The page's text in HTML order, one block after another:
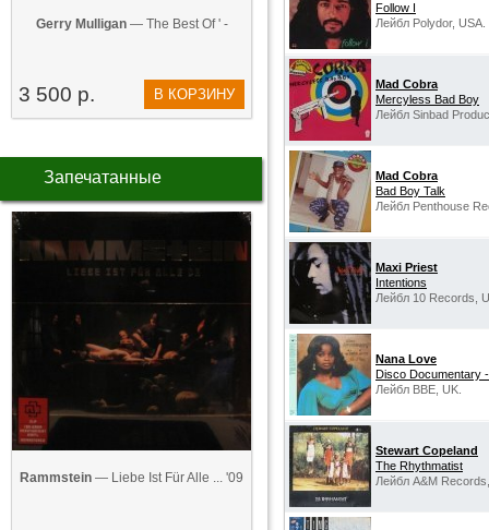
Gerry Mulligan— The Best Of ' -
3 500 р. В КОРЗИНУ
Запечатанные
Rammstein — Liebe Ist Für Alle ... '09
Follow I
Лейбл Polydor, USA.
Mad Cobra
Mercyless Bad Boy
Лейбл Sinbad
Mad Cobra
Bad Boy Talk
Лейбл Penthouse
Maxi Priest
Intentions
Лейбл 10 Records,
Nana Love
Disco Documentary
Лейбл BBE, UK.
Stewart Copeland
The Rhythmatist
Лейбл A&M